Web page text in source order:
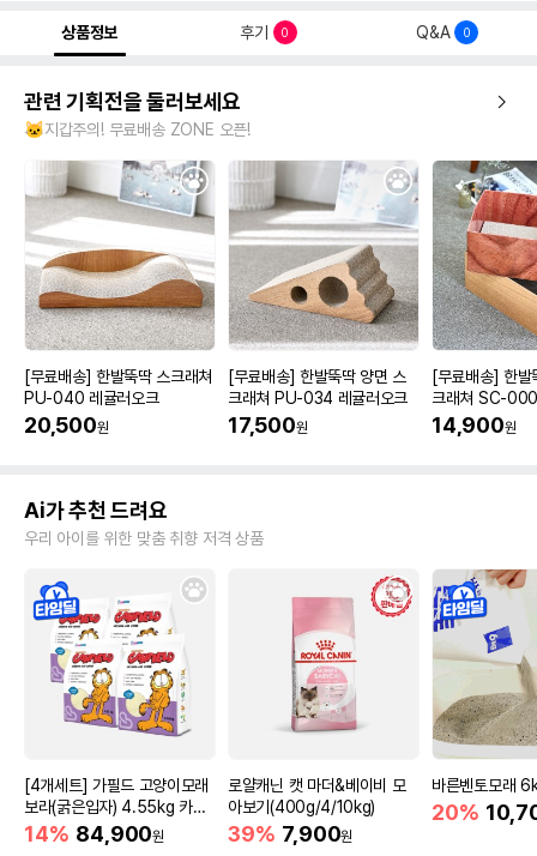
상품정보 후기 0 Q&A 0
관련 기획전을 둘러보세요
🐱지갑주의! 무료배송 ZONE 오픈!
[무료배송] 한발뚝딱 스크래쳐
PU-040 레귤러오크
20,500원
[무료배송] 한발뚝딱 양면 스
크래쳐 PU-034 레귤러오크
17,500원
[무료배송] 한발
크래쳐 SC-
14,900원
Ai가 추천 드려요
우리 아이를 위한 맞춤 취향 저격 상품
[4개세트] 가필드 고양이모래
보라(굵은입자) 4.55kg 카사
바모래
14% 84,900원
로얄캐닌 캣 마더&베이비 모
아보기(400g/4/10kg)
39% 7,900원
바른벤토모래
20%